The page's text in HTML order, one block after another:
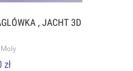
, JACHT 3D
zł